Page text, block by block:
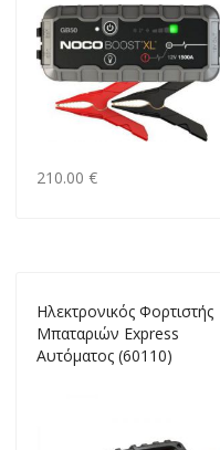
210.00 €
Ηλεκτρονικός Φορτιστής
Μπαταριών Express
Αυτόματος (60110)